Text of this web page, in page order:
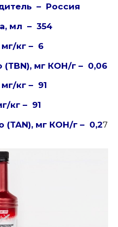
– Россия
мл – 354
кг – 6
мг КОН/г – 0,06
кг – 91
кг – 91
(TAN), мг КОН/г – 0,27